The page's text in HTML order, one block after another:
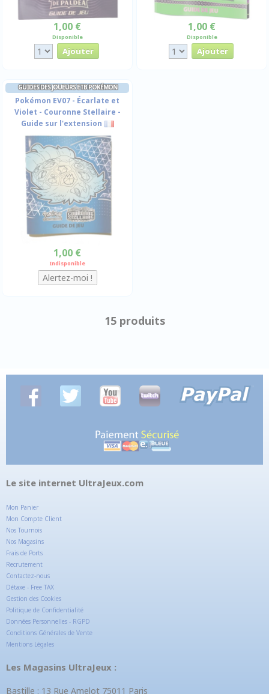
1,00 €
Disponible
1,00 €
Disponible
GUIDES DES JOUEURS ETB POKÉMON
Pokémon EV07 - Écarlate et
Violet - Couronne Stellaire -
Guide sur l'extension
1,00 €
Indisponible
15 produits
Le site internet UltraJeux.com
Mon Panier
Mon Compte Client
Nos Tournois
Nos Magasins
Frais de Ports
Recrutement
Contactez-nous
Détaxe - Free TAX
Gestion des Cookies
Politique de Confidentialité
Données Personnelles - RGPD
Conditions Générales de Vente
Mentions Légales
Les Magasins UltraJeux :
Bastille : 13 Rue Amelot 75011 Paris